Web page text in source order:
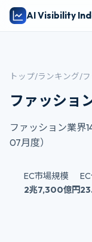
AI Visibility
トップ/ランキング/
ファッショ
ファッション業界
07月度）
EC市場規模
2兆7,300億円